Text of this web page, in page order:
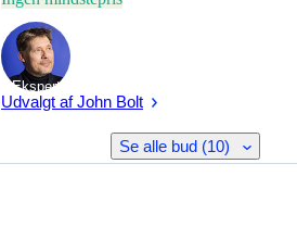
Ekspert
Udvalgt af John Bolt
Se alle bud (10)